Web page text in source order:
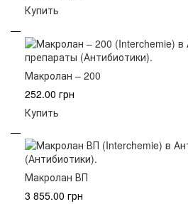
Купить
Макролан – 200
252.00 грн
Купить
Макролан ВП
3 855.00 грн